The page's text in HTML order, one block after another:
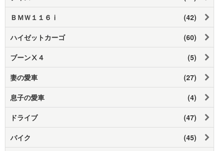
ＢＭＷ１１６ⅰ (42)
ハイゼットカーゴ (60)
ブーンⅩ４ (5)
妻の愛車 (27)
息子の愛車 (4)
ドライブ (47)
バイク (45)